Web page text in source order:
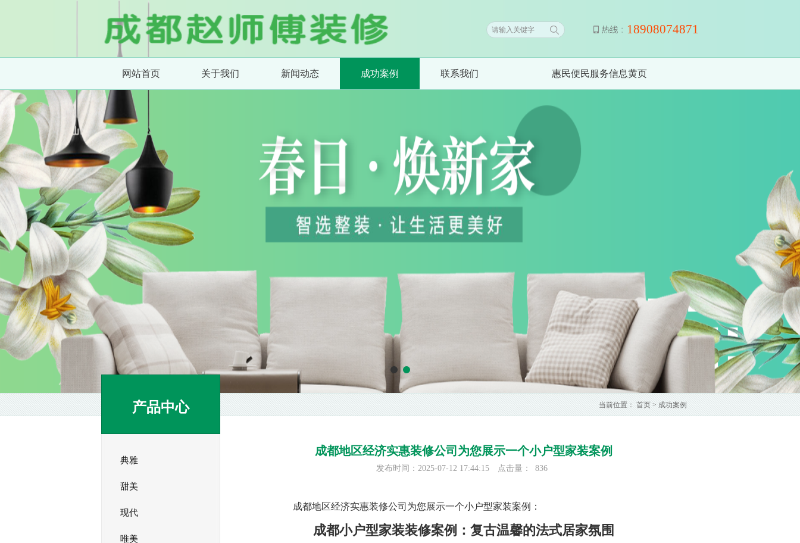
18908074871
网站首页 关于我们 新闻动态 成功案例 联系我们 惠民便民服务信息黄页
产品中心
典雅
甜美
现代
唯美
当前位置：首页 >成功案例
成都地区经济实惠装修公司为您展示一个小户型家装案例
发布时间：2025-07-12 17:44:15 点击量： 836
成都地区经济实惠装修公司为您展示一个小户型家装案例：
成都小户型家装装修案例：复古温馨的法式居家氛围